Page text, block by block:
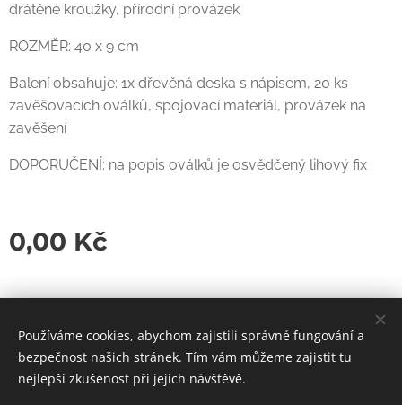
drátěné kroužky, přírodní provázek
ROZMĚR: 40 x 9 cm
Balení obsahuje: 1x dřevěná deska s nápisem, 20 ks
zavěšovacích oválků, spojovací materiál, provázek na
zavěšení
DOPORUČENÍ: na popis oválků je osvědčený lihový fix
0,00 Kč
Cookies
Používáme cookies, abychom zajistili správné fungování a
bezpečnost našich stránek. Tím vám můžeme zajistit tu
nejlepší zkušenost při jejich návštěvě.